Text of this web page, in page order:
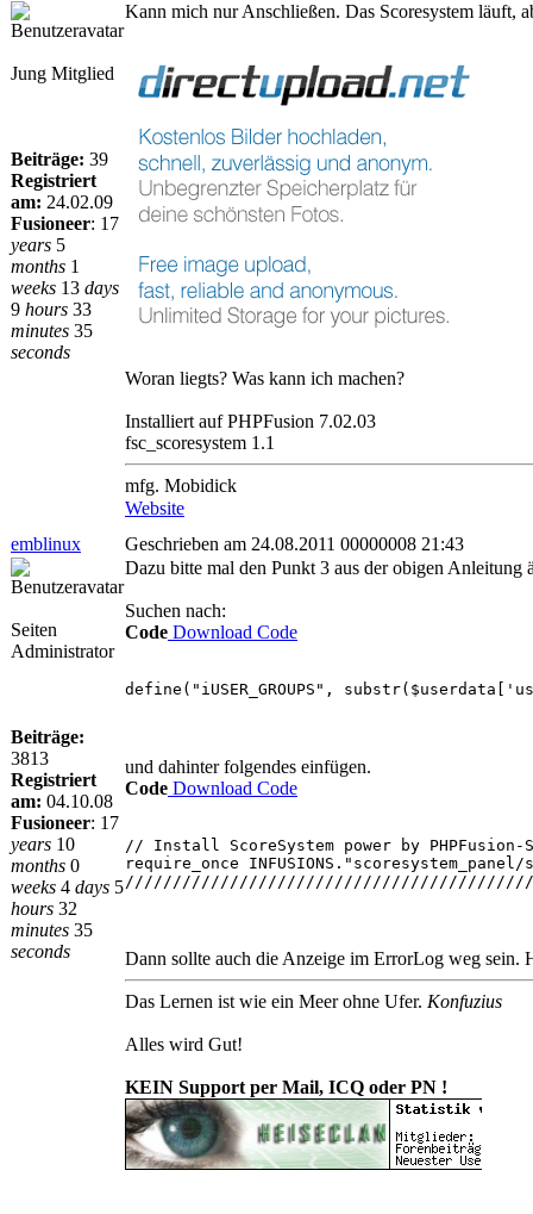
Jung Mitglied
Beiträge: 39
Registriert
am: 24.02.09
Fusioneer: 17
years 5
months 1
weeks 13 days
9 hours 33
minutes 35
seconds
Kann mich nur Anschließen. Das Scoresystem läuft,
Woran liegts? Was kann ich machen?
Installiert auf PHPFusion 7.02.03
fsc_scoresystem 1.1
mfg. Mobidick
Website
emblinux
Geschrieben am 24.08.2011 00000008 21:43
Seiten
Administrator
Beiträge:
3813
Registriert
am: 04.10.08
Fusioneer: 17
years 10
months 0
weeks 4 days 5
hours 32
minutes 35
seconds
Dazu bitte mal den Punkt 3 aus der obigen Anleitung
Suchen nach:
Code Download Code
define("iUSER_GROUPS",
und dahinter folgendes einfügen.
Code Download Code
// Install ScoreSystem power by
require_once
Dann sollte auch die Anzeige im ErrorLog weg sein.
Das Lernen ist wie ein Meer ohne Ufer. Konfuzius
Alles wird Gut!
KEIN Support per Mail, ICQ oder PN !